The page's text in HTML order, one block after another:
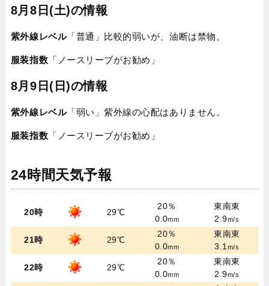
8月8日(土)の情報
紫外線レベル「普通」比較的弱いが、油断は禁物。
服装指数 「ノースリーブがお勧め」
8月9日(日)の情報
紫外線レベル「弱い」紫外線の心配はありません。
服装指数 「ノースリーブがお勧め」
24時間天気予報
20時 29℃
20％
0.0mm
東南東
2.9m/s
21時 29℃
20％
0.0mm
東南東
3.1m/s
22時 29℃
20％
0.0mm
東南東
2.9m/s